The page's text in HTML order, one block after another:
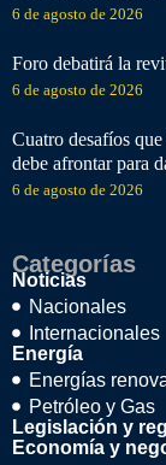
6 de agosto de 2026
Foro debatirá la
6 de agosto de 2026
Cuatro desafíos
debe afrontar para
6 de agosto de 2026
Categorías
Noticias
Nacionales
Internacionales
Energía
Energías
Petróleo y Gas
Legislación y
Economía y